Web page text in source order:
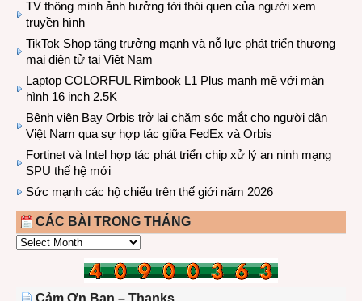
TV thông minh ảnh hưởng tới thói quen của người xem
truyền hình
TikTok Shop tăng trưởng mạnh và nỗ lực phát triển thương
mại điện tử tại Việt Nam
Laptop COLORFUL Rimbook L1 Plus mạnh mẽ với màn
hình 16 inch 2.5K
Bệnh viện Bay Orbis trở lại chăm sóc mắt cho người dân
Việt Nam qua sự hợp tác giữa FedEx và Orbis
Fortinet và Intel hợp tác phát triển chip xử lý an ninh mạng
SPU thế hệ mới
Sức mạnh các hộ chiếu trên thế giới năm 2026
CÁC BÀI TRONG THÁNG
CÁC
THÁNG
Cảm Ơn Bạn – Thanks